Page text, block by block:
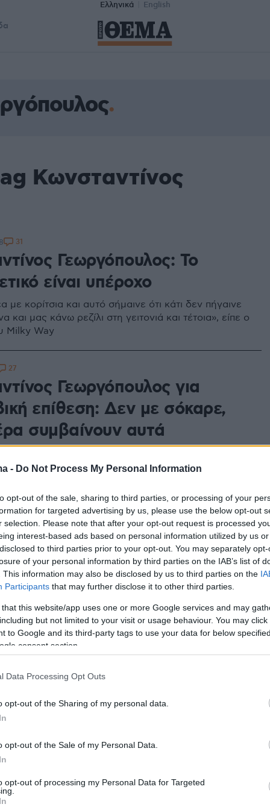
- Do Not Process My Personal Information
opt-out of the sale, sharing to third parties, or processing of your
for targeted advertising by us, please use the below opt-out
selection. Please note that after your opt-out request is processed
interest-based ads based on personal information utilized by us
to third parties prior to your opt-out. You may separately
of your personal information by third parties on the IAB’s list of
This information may also be disclosed by us to third parties on the
Participants that may further disclose it to other third parties.
that this website/app uses one or more Google services and may
but not limited to your visit or usage behaviour. You may
to Google and its third-party tags to use your data for below
consent section.
Data Processing Opt Outs
opt-out of the Sharing of my personal data.
opt-out of the Sale of my Personal Data.
opt-out of processing my Personal Data for Targeted
Ελληνικά English
Κωνσταντίνος
Γεωργόπουλος: Το
είναι υπέροχο
με κορίτσια και αυτό σήμαινε ότι κάτι δεν πήγαινε
και μας κάνω ρεζίλι στη γειτονιά και τέτοια», είπε ο
Milky Way
31
Γεωργόπουλος για
επίθεση: Δεν με σόκαρε,
συμβαίνουν αυτά
των ΜΑΤ έξω από το στούντιο εκπομπής
27
ΜΑΤ χλεύασαν τον
Γεωργόπουλο για τη
του λίγο πριν μπει στο
4
στούντιο έχετε μια κλούβα με αστυνομικούς ΜΑΤ και
άκουγα φωνές, κοροϊδίες» πρόσθεσε
211
Γεωργόπουλος - Milky
είναι πλατωνικά
με τη Μαρία
που έδωσαν οι πρωταγωνιστές της σειράς
Γεωργόπουλος: Από τις
85